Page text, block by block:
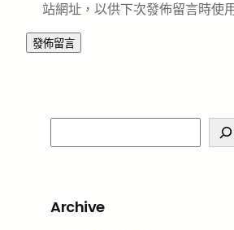
站網址，以供下次發佈留言時使
e
c
Archive